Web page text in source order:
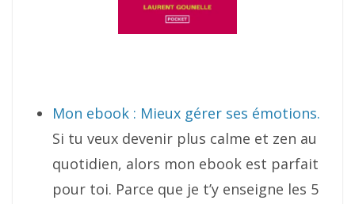
Mon ebook : Mieux gérer ses émotions.
Si tu veux devenir plus calme et zen au
quotidien, alors mon ebook est parfait
pour toi. Parce que je t’y enseigne les 5